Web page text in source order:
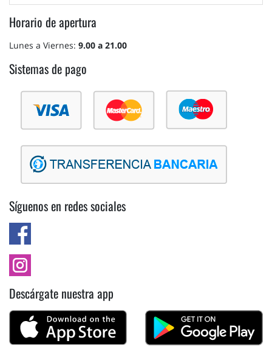
Horario de apertura
Lunes a Viernes: 9.00 a 21.00
Sistemas de pago
Síguenos en redes sociales
Descárgate nuestra app